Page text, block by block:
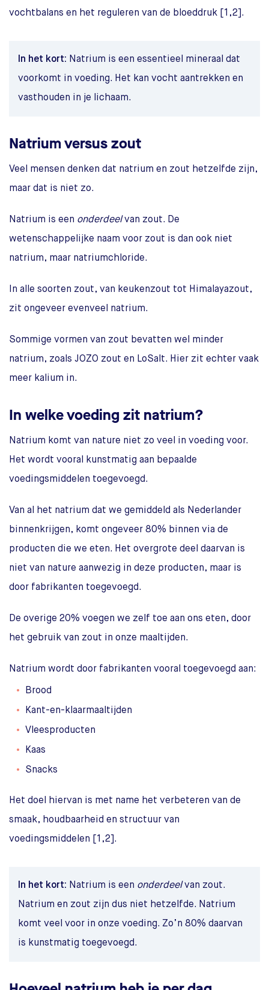
vochtbalans en het reguleren van de bloeddruk [1,2].
In het kort: Natrium is een essentieel mineraal dat
voorkomt in voeding. Het kan vocht aantrekken en
vasthouden in je lichaam.
Natrium versus zout
Veel mensen denken dat natrium en zout hetzelfde zijn,
maar dat is niet zo.
Natrium is een onderdeelvan zout. De
wetenschappelijke naam voor zout is dan ook niet
natrium, maar natriumchloride.
In alle soorten zout, van keukenzout tot Himalayazout,
zit ongeveer evenveel natrium.
Sommige vormen van zout bevatten wel minder
natrium, zoals JOZO zout en LoSalt. Hier zit echter vaak
meer kalium in.
In welke voeding zit natrium?
Natrium komt van nature niet zo veel in voeding voor.
Het wordt vooral kunstmatig aan bepaalde
voedingsmiddelen toegevoegd.
Van al het natrium dat we gemiddeld als Nederlander
binnenkrijgen, komt ongeveer 80% binnen via de
producten die we eten. Het overgrote deel daarvan is
niet van nature aanwezig in deze producten, maar is
door fabrikanten toegevoegd.
De overige 20% voegen we zelf toe aan ons eten, door
het gebruik van zout in onze maaltijden.
Natrium wordt door fabrikanten vooral toegevoegd aan:
Brood
Kant-en-klaarmaaltijden
Vleesproducten
Kaas
Snacks
Het doel hiervan is met name het verbeteren van de
smaak, houdbaarheid en structuur van
voedingsmiddelen [1,2].
In het kort: Natrium is een onderdeelvan zout.
Natrium en zout zijn dus niet hetzelfde. Natrium
komt veel voor in onze voeding. Zo’n 80% daarvan
is kunstmatig toegevoegd.